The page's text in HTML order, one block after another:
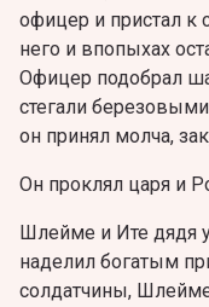
офицер и пристал
него и впопыхах
Офицер подобрал
стегали
он принял молча,
Он проклял царя и
Шлейме и Ите дядя
наделил богатым
солдатчины,